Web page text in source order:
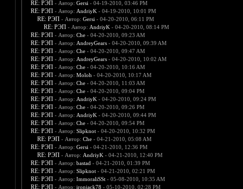
RE: РЭП - Автор: Gersi - 04-19-2010, 03:46 PM
RE: РЭП - Автор: AndriyK- 04-19-2010, 10:01 PM
RE: РЭП - Автор: Gersi - 04-20-2010, 06:11 PM
RE: РЭП - Автор: AndriyK- 04-20-2010, 08:14 PM
RE: РЭП - Автор: Che- 04-20-2010, 09:23 AM
RE: РЭП - Автор: AndreyGears- 04-20-2010, 09:39 AM
RE: РЭП - Автор: Che- 04-20-2010, 09:47 AM
RE: РЭП - Автор: AndreyGears- 04-20-2010, 10:02 AM
RE: РЭП - Автор: Che- 04-20-2010, 10:16 AM
RE: РЭП - Автор: Moloh - 04-20-2010, 10:17 AM
RE: РЭП - Автор: Che- 04-20-2010, 11:03 AM
RE: РЭП - Автор: Che- 04-20-2010, 09:04 PM
RE: РЭП - Автор: AndriyK- 04-20-2010, 09:24 PM
RE: РЭП - Автор: Che- 04-20-2010, 09:26 PM
RE: РЭП - Автор: AndriyK- 04-20-2010, 09:44 PM
RE: РЭП - Автор: Che- 04-20-2010, 09:54 PM
RE: РЭП - Автор: Slipknot- 04-20-2010, 10:32 PM
RE: РЭП - Автор: Che- 04-21-2010, 05:08 AM
RE: РЭП - Автор: Gersi - 04-21-2010, 12:36 PM
RE: РЭП - Автор: AndriyK- 04-21-2010, 12:40 PM
RE: РЭП - Автор: bastad - 04-21-2010, 01:39 PM
RE: РЭП - Автор: Slipknot- 04-21-2010, 02:21 PM
RE: РЭП - Автор: ImmoraliSSt- 05-08-2010, 10:35 AM
RE: РЭП - Автор: ironjack78 - 05-10-2010, 02:28 PM